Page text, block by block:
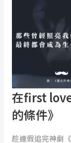
溫
柔》
莉
穎、
廢
廢
在first
的條件》
趁連假追完神劇
戀
之
解
析
日
劇